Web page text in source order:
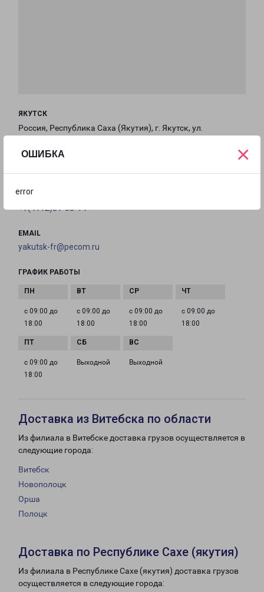
ОШИБКА
error
×
ЯКУТСК
Россия, Республика Саха (Якутия), г. Якутск, ул.
ТЕЛЕФОН
+7(4112)31-63-14
EMAIL
yakutsk-fr@pecom.ru
ГРАФИК РАБОТЫ
с 09:00 до
18:00
с 09:00 до
18:00
с 09:00 до
18:00
с 09:00 до
18:00
с 09:00 до
18:00
Выходной Выходной
Доставка из Витебска по области
Из филиала в Витебске доставка грузов осуществляется в
следующие города:
Витебск
Новополоцк
Орша
Полоцк
Доставка по Республике Сахе (якутия)
Из филиала в Республике Сахе (якутия) доставка грузов
осуществляется в следующие города: